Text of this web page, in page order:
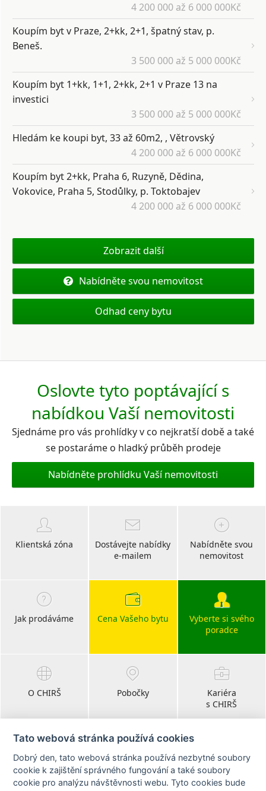
4 200 000 až 6 000 000Kč
Koupím byt v Praze, 2+kk, 2+1, špatný stav, p.
Beneš.
3 500 000 až 5 000 000Kč
Koupím byt 1+kk, 1+1, 2+kk, 2+1 v Praze 13 na
investici
3 500 000 až 5 000 000Kč
Hledám ke koupi byt, 33 až 60m2, , Větrovský
4 200 000 až 6 000 000Kč
Koupím byt 2+kk, Praha 6, Ruzyně, Dědina,
Vokovice, Praha 5, Stodůlky, p. Toktobajev
4 200 000 až 6 000 000Kč
Zobrazit další
Nabídněte svou nemovitost
Odhad ceny bytu
Oslovte tyto poptávající s
nabídkou Vaší nemovitosti
Sjednáme pro vás prohlídky v co nejkratší době a také
se postaráme o hladký průběh prodeje
Nabídněte prohlídku Vaší nemovitosti
Klientská zóna
Dostávejte nabídky
e-mailem
Nabídněte svou
nemovitost
Jak prodáváme Cena Vašeho bytu
Vyberte si svého
poradce
O CHIRŠ Pobočky
Kariéra
s CHIRŠ
Blog
realitní články
Tato webová stránka používá cookies
Dobrý den, tato webová stránka používá nezbytné soubory
cookie k zajištění správného fungování a také soubory
cookie pro analýzu návštěvnosti webu. Tyto cookies bude